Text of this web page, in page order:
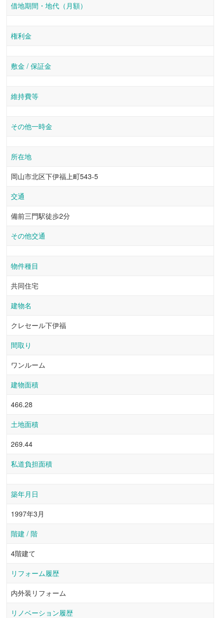
借地期間・地代（月額）
権利金
敷金 / 保証金
維持費等
その他一時金
所在地
岡山市北区下伊福上町543-5
交通
備前三門駅徒歩2分
その他交通
物件種目
共同住宅
建物名
クレセール下伊福
間取り
ワンルーム
建物面積
466.28
土地面積
269.44
私道負担面積
築年月日
1997年3月
階建 / 階
4階建て
リフォーム履歴
内外装リフォーム
リノベーション履歴